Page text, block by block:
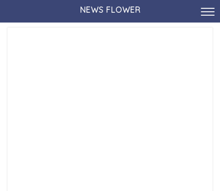
NEWS FLOWER